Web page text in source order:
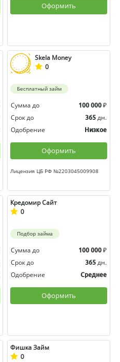
Оформить
Skela Money
0
Бесплатный займ
Сумма до 100 000 ₽
Срок до
365 дн.
Одобрение
Низкое
Оформить
Лицензия ЦБ РФ №2203045009908
Кредомир Сайт
0
Подбор займа
Сумма до 100 000 ₽
Срок до
365 дн.
Одобрение
Среднее
Оформить
Фишка Займ
0